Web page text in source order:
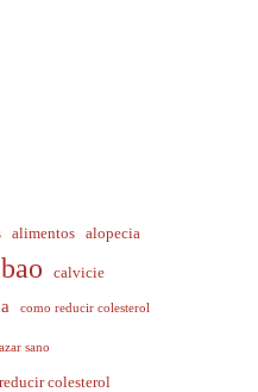
alimentos alopecia
calvicie
como reducir colesterol
sano
colesterol